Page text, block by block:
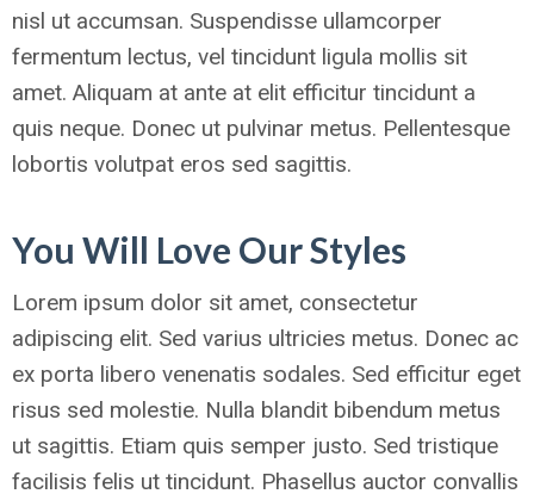
nisl ut accumsan. Suspendisse ullamcorper
fermentum lectus, vel tincidunt ligula mollis sit
amet. Aliquam at ante at elit efficitur tincidunt a
quis neque. Donec ut pulvinar metus. Pellentesque
lobortis volutpat eros sed sagittis.
You Will Love Our Styles
Lorem ipsum dolor sit amet, consectetur
adipiscing elit. Sed varius ultricies metus. Donec ac
ex porta libero venenatis sodales. Sed efficitur eget
risus sed molestie. Nulla blandit bibendum metus
ut sagittis. Etiam quis semper justo. Sed tristique
facilisis felis ut tincidunt. Phasellus auctor convallis